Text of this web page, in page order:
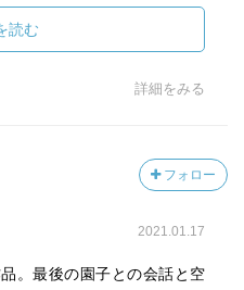
腐臭にふたをするためであ
表現はわりと陳腐。この陳
うか。
３分の２くらい続く。率直
にだけ注目して文字をたど
世紀前半に書かれたフラン
読む
詳細をみる
フォロー
2021.01.17
。最後の園子との会話と空